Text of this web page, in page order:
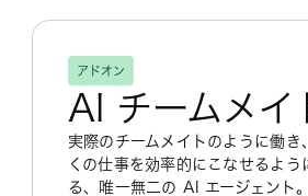
アドオン
AI チームメイ
実際のチームメイトのように働き
くの仕事を効率的にこなせるよう
る、唯一無二の AI エージェント。